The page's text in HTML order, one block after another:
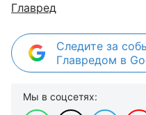
Главред
Следите за
Главредом в
Мы в соцсетях: